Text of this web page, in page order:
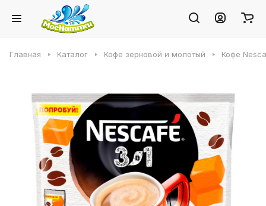
Главная Каталог Кофе зерновой и молотый Кофе